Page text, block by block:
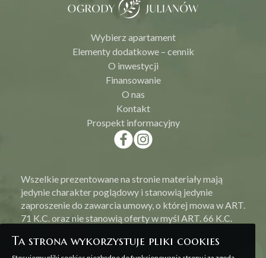
Wybierz apartament
Elementy dodatkowe – cennik
O inwestycji
Finansowanie
O nas
Kontakt
Prospekt informacyjny
Wszelkie prezentowane na stronie materiały mają
jedynie charakter poglądowy i stanowią jedynie
zaproszenie do zawarcia umowy, o której mowa w ART.
71 K.C. oraz nie stanowią oferty w myśl ART. 66 K.C.
Ta strona wykorzystuje pliki cookies